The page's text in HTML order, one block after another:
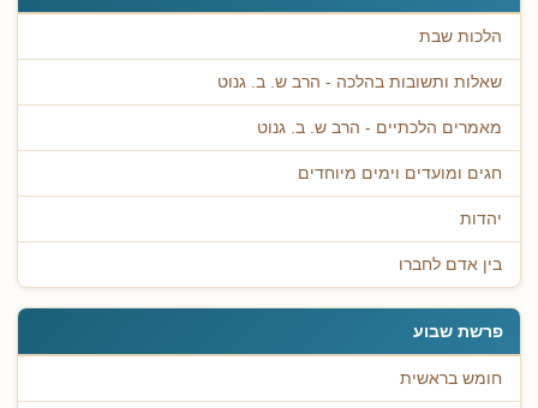
הלכות שבת
שאלות ותשובות בהלכה - הרב ש. ב. גנוט
מאמרים הלכתיים - הרב ש. ב. גנוט
חגים ומועדים וימים מיוחדים
יהדות
בין אדם לחברו
פרשת שבוע
חומש בראשית